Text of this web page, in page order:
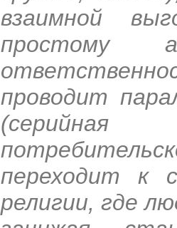
взаимной
простому
проводит
переходит к
религии, где